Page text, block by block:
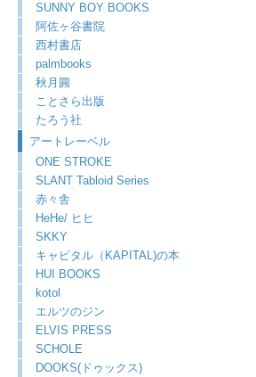
SUNNY BOY BOOKS
阿佐ヶ谷書院
西村書店
palmbooks
秋月圓
ことさら出版
たろう社
アートレーベル
ONE STROKE
SLANT Tabloid Series
赤々舎
HeHe/ ヒヒ
SKKY
キャピタル（KAPITAL)の本
HUI BOOKS
kotol
エルツのジン
ELVIS PRESS
SCHOLE
DOOKS(ドゥックス)